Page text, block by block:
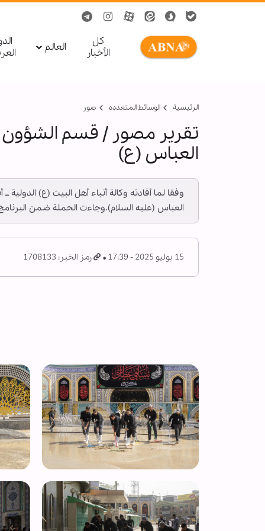
کل
الأخبار
العالم
الرئيسية الوسائط المتعدده صور
تقرير مصور / قسم الشؤون
العباس (ع)
وفقا لما أفادته وكالة أنباء أهل البيت (ع)
العباس (عليه السلام).وجاءت الحملة ضمن البرنامج
15 يوليو 2025 - 17:39 رمز الخبر: 1708133